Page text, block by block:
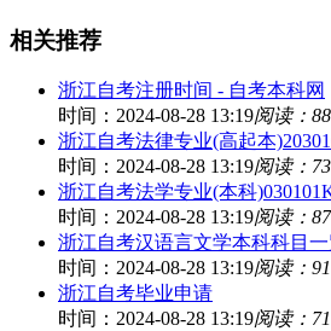
相关推荐
浙江自考注册时间 - 自考本科网
时间：2024-08-28 13:19阅读：88
浙江自考法律专业(高起本
时间：2024-08-28 13:19阅读：73
浙江自考法学专业(本科
时间：2024-08-28 13:19阅读：87
浙江自考汉语言文学本科科目
时间：2024-08-28 13:19阅读：91
浙江自考毕业申请
时间：2024-08-28 13:19阅读：71